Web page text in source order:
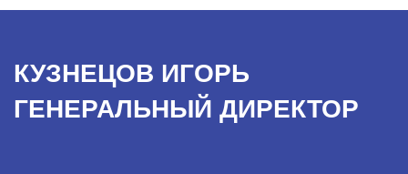
КУЗНЕЦОВ ИГОРЬ
ГЕНЕРАЛЬНЫЙ ДИРЕКТОР